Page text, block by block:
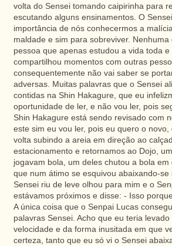
volta do Sensei tomando caipirinha para
escutando alguns ensinamentos. O
importância de nós conhecermos a
maldade e sim para sobreviver.
pessoa que apenas estudou a vida toda
compartilhou momentos com outras
consequentemente não vai saber se
adversas. Muitas palavras que o Sensei
contidas na Shin Hakagure, que eu
oportunidade de ler, e não vou ler, pois
Shin Hakagure está sendo revisado com
este sim eu vou ler, pois eu quero o novo,
volta subindo a areia em direção ao
estacionamento e retornamos ao Dojo,
jogavam bola, um deles chutou a bola em
que num átimo se esquivou abaixando-se
Sensei riu de leve olhou para mim e o
estávamos próximos e disse: - Isso
A única coisa que o Senpai Lucas
palavras Sensei. Acho que eu teria
velocidade e da forma inusitada em que
certeza, tanto que eu só vi o Sensei